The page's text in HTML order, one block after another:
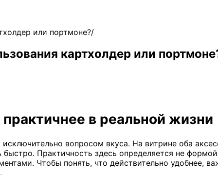
или портмоне?
картхолдер или
в реальной жизни
вопросом вкуса. На витрине оба
Практичность здесь определяется не
Чтобы понять, что действительно удобнее,